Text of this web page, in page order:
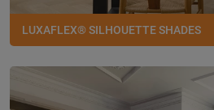
LUXAFLEX® SILHOUETTE SHADES